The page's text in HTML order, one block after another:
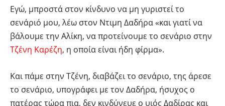
Εγώ, μπροστά στον κίνδυνο να μη γυριστεί το
σενάριό μου, λέω στον Ντιμη Δαδήρα «και γιατί να
βάλουμε την Αλίκη, να προτείνουμε το σενάριο στην
Τζένη Καρέζη, η οποία είναι ήδη φίρμα».
Και πάμε στην Τζένη, διαβάζει το σενάριο, της άρεσε
το σενάριο, υπογράφει με τον Δαδήρα, ήσυχος ο
πατέρας τώρα πια, δεν κινδύνευε ο υιός Δαδίρας και